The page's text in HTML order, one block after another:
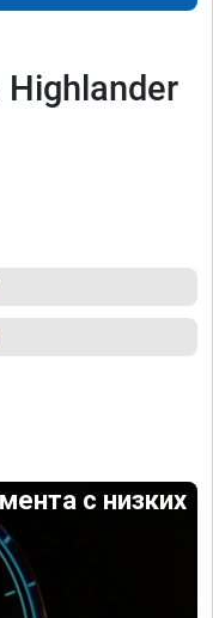
с низких